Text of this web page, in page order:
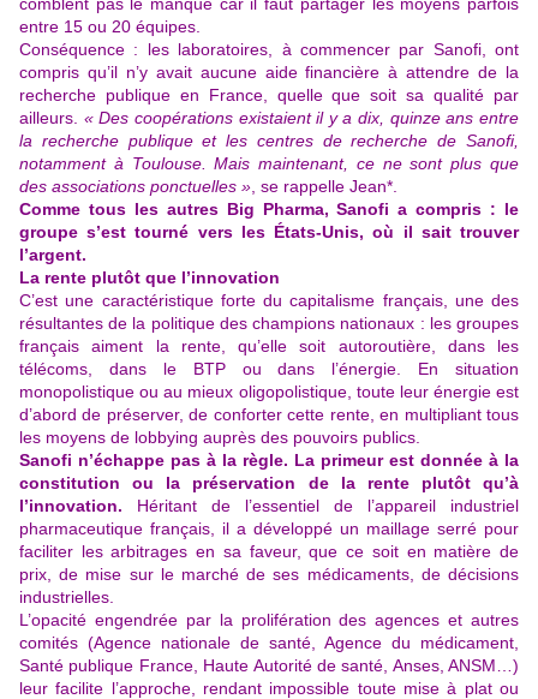
entre 15 ou 20 équipes.
Conséquence : les laboratoires, à commencer par Sanofi, ont
compris qu’il n’y avait aucune aide financière à attendre de la
recherche publique en France, quelle que soit sa qualité par
ailleurs. « Des coopérations existaient il y a dix, quinze ans entre
la recherche publique et les centres de recherche de Sanofi,
notamment à Toulouse. Mais maintenant, ce ne sont plus que
des associations ponctuelles » , se rappelle Jean*.
Comme tous les autres Big Pharma, Sanofi a compris : le
groupe s’est tourné vers les États-Unis, où il sait trouver
l’argent.
La rente plutôt que l’innovation
C’est une caractéristique forte du capitalisme français, une des
résultantes de la politique des champions nationaux : les groupes
français aiment la rente, qu’elle soit autoroutière, dans les
télécoms, dans le BTP ou dans l’énergie. En situation
monopolistique ou au mieux oligopolistique, toute leur énergie est
d’abord de préserver, de conforter cette rente, en multipliant tous
les moyens de lobbying auprès des pouvoirs publics.
Sanofi n’échappe pas à la règle. La primeur est donnée à la
constitution ou la préservation de la rente plutôt qu’à
l’innovation. Héritant de l’essentiel de l’appareil industriel
pharmaceutique français, il a développé un maillage serré pour
faciliter les arbitrages en sa faveur, que ce soit en matière de
prix, de mise sur le marché de ses médicaments, de décisions
industrielles.
L’opacité engendrée par la prolifération des agences et autres
comités (Agence nationale de santé, Agence du médicament,
Santé publique France, Haute Autorité de santé, Anses, ANSM…)
leur facilite l’approche, rendant impossible toute mise à plat ou